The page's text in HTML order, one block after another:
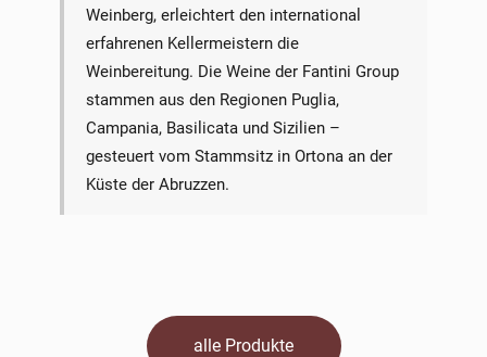
Weinberg, erleichtert den international
erfahrenen Kellermeistern die
Weinbereitung. Die Weine der Fantini Group
stammen aus den Regionen Puglia,
Campania, Basilicata und Sizilien –
gesteuert vom Stammsitz in Ortona an der
Küste der Abruzzen.
alle Produkte